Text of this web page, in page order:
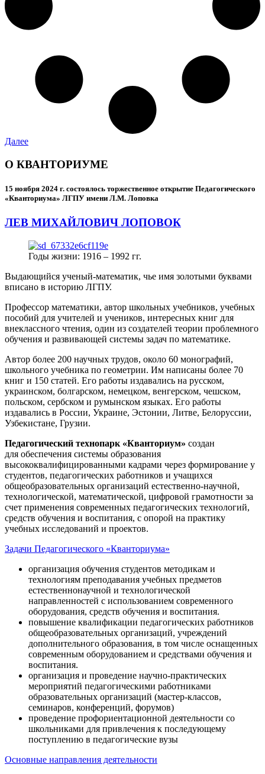
Далее
О КВАНТОРИУМЕ
15 ноября 2024 г. состоялось торжественное открытие Педагогического
«Кванториума» ЛГПУ имени Л.М. Лоповка
ЛЕВ МИХАЙЛОВИЧ ЛОПОВОК
Годы жизни: 1916 – 1992 гг.
Выдающийся ученый-математик, чье имя золотыми буквами
вписано в историю ЛГПУ.
Профессор математики, автор школьных учебников, учебных
пособий для учителей и учеников, интересных книг для
внеклассного чтения, один из создателей теории проблемного
обучения и развивающей системы задач по математике.
Автор более 200 научных трудов, около 60 монографий,
школьного учебника по геометрии. Им написаны более 70
книг и 150 статей. Его работы издавались на русском,
украинском, болгарском, немецком, венгерском, чешском,
польском, сербском и румынском языках. Его работы
издавались в России, Украине, Эстонии, Литве, Белоруссии,
Узбекистане, Грузии.
Педагогический технопарк «Кванториум» создан
для обеспечения системы образования
высококвалифицированными кадрами через формирование у
студентов, педагогических работников и учащихся
общеобразовательных организаций естественно-научной,
технологической, математической, цифровой грамотности за
счет применения современных педагогических технологий,
средств обучения и воспитания, с опорой на практику
учебных исследований и проектов.
Задачи Педагогического «Кванториума»
организация обучения студентов методикам и
технологиям преподавания учебных предметов
естественнонаучной и технологической
направленностей с использованием современного
оборудования, средств обучения и воспитания.
повышение квалификации педагогических работников
общеобразовательных организаций, учреждений
дополнительного образования, в том числе оснащенных
современным оборудованием и средствами обучения и
воспитания.
организация и проведение научно-практических
мероприятий педагогическими работниками
образовательных организаций (мастер-классов,
семинаров, конференций, форумов)
проведение профориентационной деятельности со
школьниками для привлечения к последующему
поступлению в педагогические вузы
Основные направления деятельности